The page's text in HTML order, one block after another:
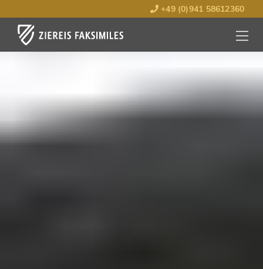
+49 (0)941 58612360
MENÜ